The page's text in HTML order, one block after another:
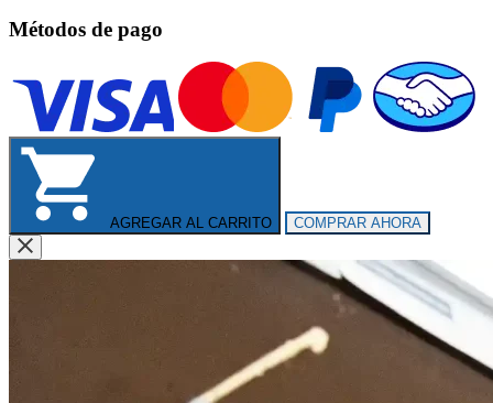
Métodos de pago
AGREGAR AL CARRITO COMPRAR AHORA